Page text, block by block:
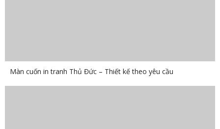
Màn cuốn in tranh Thủ Đức – Thiết kế theo yêu cầu